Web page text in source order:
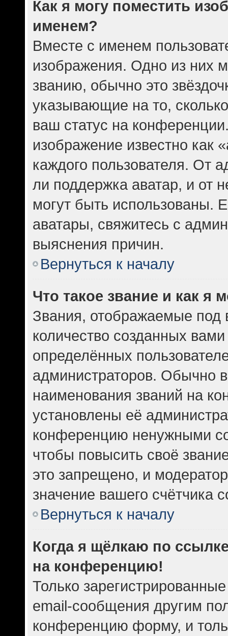
Как я могу поместить
именем?
Вместе с именем
изображения. Одно из них
званию, обычно это
указывающие на то,
ваш статус на
изображение известно как
каждого пользователя. От
ли поддержка аватар, и от
могут быть использованы.
аватары, свяжитесь с
выяснения причин.
Вернуться к началу
Что такое звание и как я
Звания, отображаемые
количество созданных
определённых
администраторов. Обычно
наименования званий на
установлены её
конференцию ненужными
чтобы повысить своё
это запрещено, и
значение вашего счётчика
Вернуться к началу
Когда я щёлкаю по
на конференцию!
Только
email-сообщения другим
конференцию форму, и